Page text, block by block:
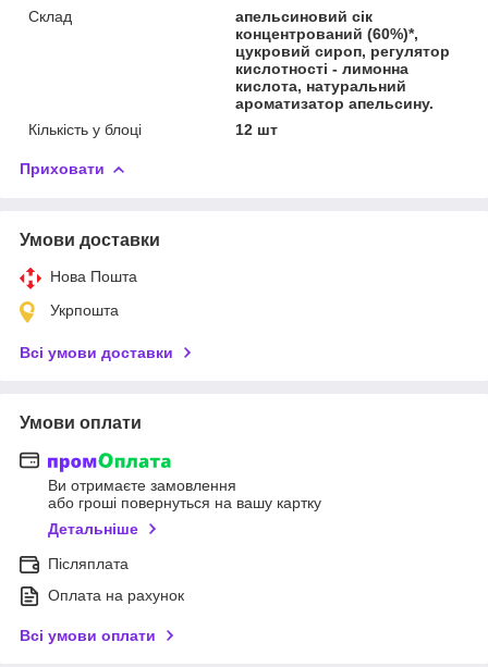
Склад
апельсиновий сік
концентрований (60%)*,
цукровий сироп, регулятор
кислотності - лимонна
кислота, натуральний
ароматизатор апельсину.
Кількість у блоці
12 шт
Приховати
Умови доставки
Нова Пошта
Укрпошта
Всі умови доставки
Умови оплати
Ви отримаєте замовлення
або гроші повернуться на вашу картку
Детальніше
Післяплата
Оплата на рахунок
Всі умови оплати